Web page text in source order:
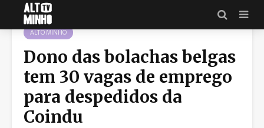
ALTO MINHO
Dono das bolachas belgas
tem 30 vagas de emprego
para despedidos da
Coindu